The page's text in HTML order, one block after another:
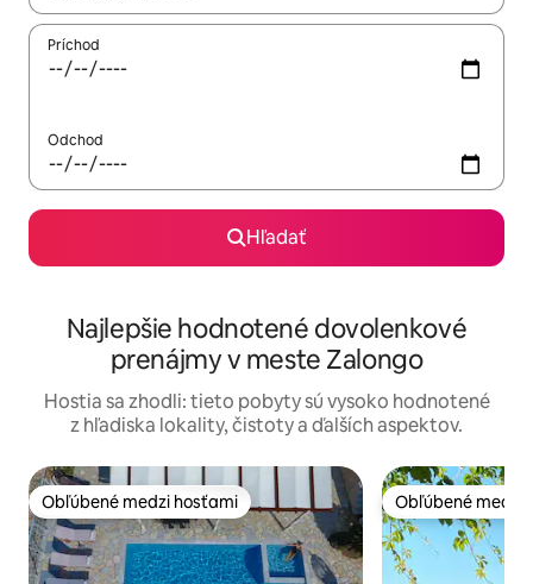
Príchod
Odchod
Hľadať
Najlepšie hodnotené dovolenkové
prenájmy v meste Zalongo
Hostia sa zhodli: tieto pobyty sú vysoko hodnotené
z hľadiska lokality, čistoty a ďalších aspektov.
Obľúbené medzi hosťami
Obľúbené medzi hosťami Obľúbené medzi
Obľúbené medzi